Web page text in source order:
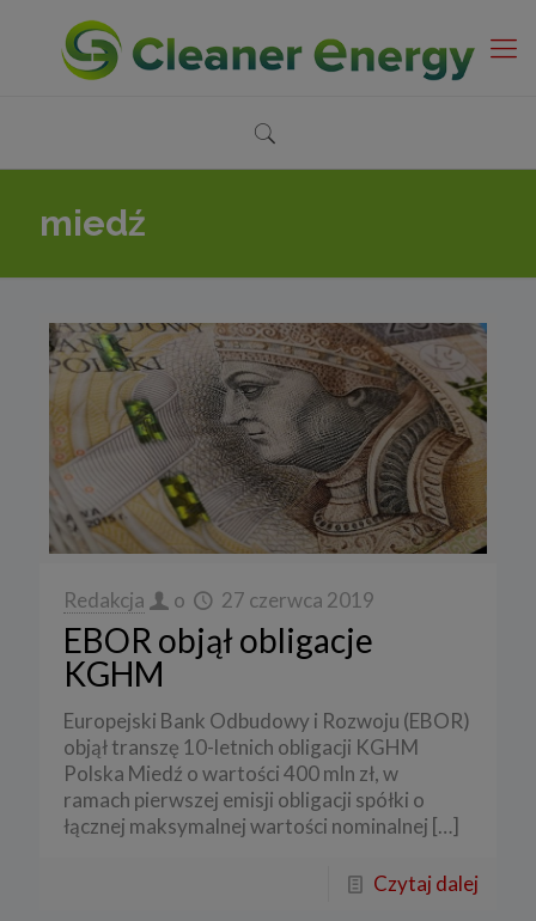
miedź
Redakcja o 27 czerwca 2019
EBOR objął obligacje
KGHM
Europejski Bank Odbudowy i Rozwoju (EBOR)
objął transzę 10-letnich obligacji KGHM
Polska Miedź o wartości 400 mln zł, w
ramach pierwszej emisji obligacji spółki o
łącznej maksymalnej wartości nominalnej […]
Czytaj dalej